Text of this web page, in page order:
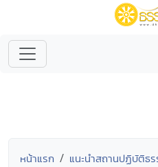
หน้าแรก แนะนำสถานปฏิบัติธ